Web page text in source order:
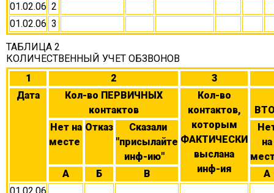
01.02.06 2
01.02.06 3
ТАБЛИЦА 2
КОЛИЧЕСТВЕННЫЙ УЧЕТ ОБЗВОНОВ
1
2
3
Дата
Кол-во ПЕРВИЧНЫХ
контактов
Кол-во
контактов,
которым
ФАКТИЧЕСКИ
выслана
инф-ия
Нет на
месте
Отказ
Сказали
"присылайте
инф-ию"
на
А
Б В
А